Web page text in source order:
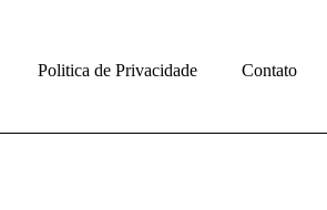
Politica de Privacidade Contato